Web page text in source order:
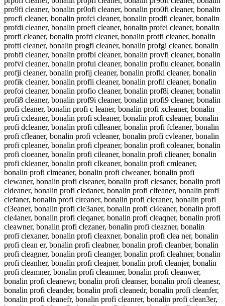
pro9fi cleaner, bonalin pr0ofi cleaner, bonalin pro0fi cleaner, bonalin
procfi cleaner, bonalin profci cleaner, bonalin prodfi cleaner, bonalin
profdi cleaner, bonalin proefi cleaner, bonalin profei cleaner, bonalin
prorfi cleaner, bonalin profri cleaner, bonalin protfi cleaner, bonalin
profti cleaner, bonalin progfi cleaner, bonalin profgi cleaner, bonalin
probfi cleaner, bonalin profbi cleaner, bonalin provfi cleaner, bonalin
profvi cleaner, bonalin profui cleaner, bonalin profiu cleaner, bonalin
profji cleaner, bonalin profij cleaner, bonalin profki cleaner, bonalin
profik cleaner, bonalin profli cleaner, bonalin profil cleaner, bonalin
profoi cleaner, bonalin profio cleaner, bonalin prof8i cleaner, bonalin
profi8 cleaner, bonalin prof9i cleaner, bonalin profi9 cleaner, bonalin
profi cleaner, bonalin profi c leaner, bonalin profi xcleaner, bonalin
profi cxleaner, bonalin profi scleaner, bonalin profi csleaner, bonalin
profi dcleaner, bonalin profi cdleaner, bonalin profi fcleaner, bonalin
profi cfleaner, bonalin profi vcleaner, bonalin profi cvleaner, bonalin
profi cpleaner, bonalin profi clpeaner, bonalin profi coleaner, bonalin
profi cloeaner, bonalin profi cileaner, bonalin profi clieaner, bonalin
profi ckleaner, bonalin profi clkeaner, bonalin profi cmleaner,
bonalin profi clmeaner, bonalin profi clweaner, bonalin profi
clewaner, bonalin profi clseaner, bonalin profi clesaner, bonalin profi
cldeaner, bonalin profi cledaner, bonalin profi clfeaner, bonalin profi
clefaner, bonalin profi clreaner, bonalin profi cleraner, bonalin profi
cl3eaner, bonalin profi cle3aner, bonalin profi cl4eaner, bonalin profi
cle4aner, bonalin profi cleqaner, bonalin profi cleaqner, bonalin profi
cleawner, bonalin profi clezaner, bonalin profi cleazner, bonalin
profi clexaner, bonalin profi cleaxner, bonalin profi clea ner, bonalin
profi clean er, bonalin profi cleabner, bonalin profi cleanber, bonalin
profi cleagner, bonalin profi cleanger, bonalin profi cleahner, bonalin
profi cleanher, bonalin profi cleajner, bonalin profi cleanjer, bonalin
profi cleamner, bonalin profi cleanmer, bonalin profi cleanwer,
bonalin profi cleanewr, bonalin profi cleanser, bonalin profi cleanesr,
bonalin profi cleander, bonalin profi cleanedr, bonalin profi cleanfer,
bonalin profi cleanefr, bonalin profi cleanrer, bonalin profi clean3er,